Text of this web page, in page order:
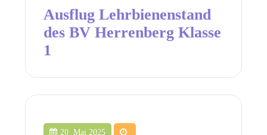
Ausflug Lehrbienenstand
des BV Herrenberg Klasse
1
20. Mai 2025